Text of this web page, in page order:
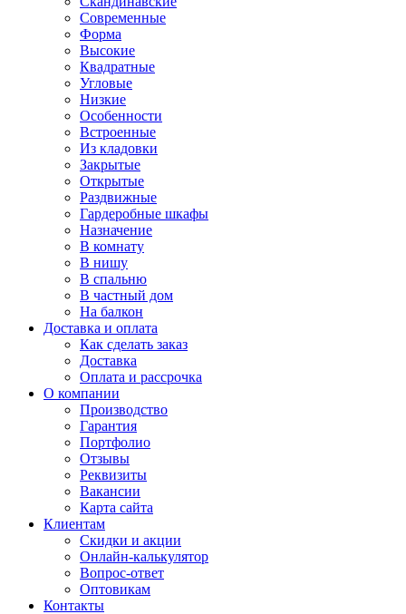
Современные
Форма
Высокие
Квадратные
Угловые
Низкие
Особенности
Встроенные
Из кладовки
Закрытые
Открытые
Раздвижные
Гардеробные шкафы
Назначение
В комнату
В нишу
В спальню
В частный дом
На балкон
Доставка и оплата
Как сделать заказ
Доставка
Оплата и рассрочка
О компании
Производство
Гарантия
Портфолио
Отзывы
Реквизиты
Вакансии
Карта сайта
Клиентам
Скидки и акции
Онлайн-калькулятор
Вопрос-ответ
Оптовикам
Контакты